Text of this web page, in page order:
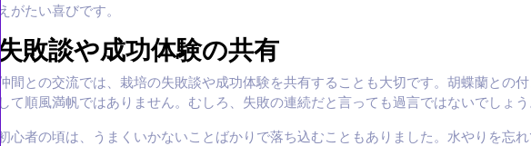
えがたい喜びです。
失敗談や成功体験の共有
仲間との交流では、栽培の失敗談や成功体験を共有することも大切です。胡蝶蘭との
して順風満帆ではありません。むしろ、失敗の連続だと言っても過言ではないでしょう
初心者の頃は、うまくいかないことばかりで落ち込むこともありました。水やりを忘